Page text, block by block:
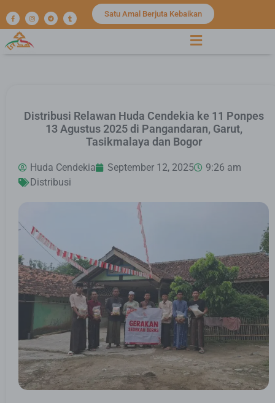
Satu Amal Berjuta Kebaikan
Distribusi Relawan Huda Cendekia ke 11 Ponpes
13 Agustus 2025 di Pangandaran, Garut,
Tasikmalaya dan Bogor
Huda Cendekia September 12, 2025
9:26 am
Distribusi